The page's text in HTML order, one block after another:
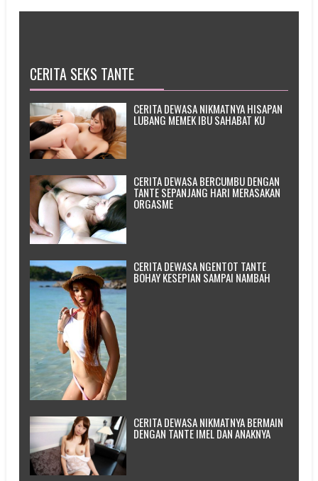
CERITA SEKS TANTE
CERITA DEWASA NIKMATNYA HISAPAN
LUBANG MEMEK IBU SAHABAT KU
CERITA DEWASA BERCUMBU DENGAN
TANTE SEPANJANG HARI MERASAKAN
ORGASME
CERITA DEWASA NGENTOT TANTE
BOHAY KESEPIAN SAMPAI NAMBAH
CERITA DEWASA NIKMATNYA BERMAIN
DENGAN TANTE IMEL DAN ANAKNYA